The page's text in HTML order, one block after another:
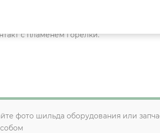
и индикатор состояния. Датчик
датчика необходимо обеспечить
с пламенем горелки.
фото шильда оборудования или